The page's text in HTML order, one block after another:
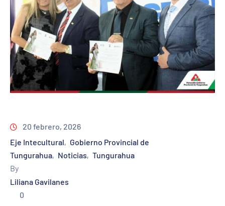
20 febrero, 2026
Eje Intecultural‚ Gobierno Provincial de
Tungurahua‚ Noticias‚ Tungurahua
By
Liliana Gavilanes
0